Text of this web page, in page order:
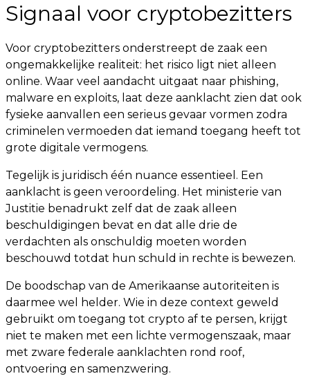
Signaal voor cryptobezitters
Voor cryptobezitters onderstreept de zaak een
ongemakkelijke realiteit: het risico ligt niet alleen
online. Waar veel aandacht uitgaat naar phishing,
malware en exploits, laat deze aanklacht zien dat ook
fysieke aanvallen een serieus gevaar vormen zodra
criminelen vermoeden dat iemand toegang heeft tot
grote digitale vermogens.
Tegelijk is juridisch één nuance essentieel. Een
aanklacht is geen veroordeling. Het ministerie van
Justitie benadrukt zelf dat de zaak alleen
beschuldigingen bevat en dat alle drie de
verdachten als onschuldig moeten worden
beschouwd totdat hun schuld in rechte is bewezen.
De boodschap van de Amerikaanse autoriteiten is
daarmee wel helder. Wie in deze context geweld
gebruikt om toegang tot crypto af te persen, krijgt
niet te maken met een lichte vermogenszaak, maar
met zware federale aanklachten rond roof,
ontvoering en samenzwering.